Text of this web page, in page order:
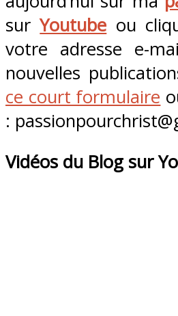
surYoutube ou
votre adresse e-
nouvelles
ce court formulaire
:
Vidéos du Blog sur